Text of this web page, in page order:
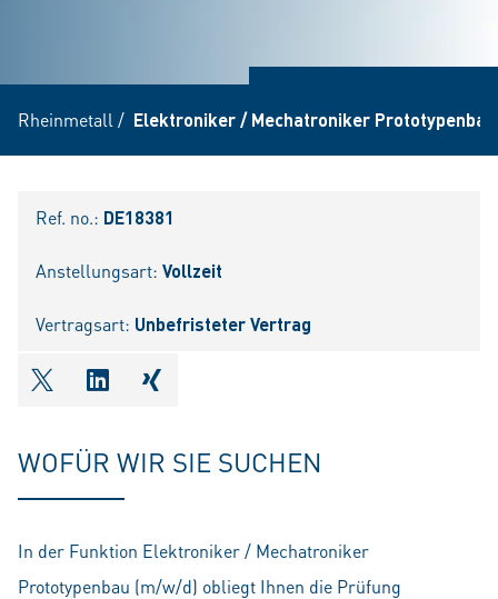
Rheinmetall / Elektroniker / Mechatroniker
Ref. no.: DE18381
Anstellungsart: Vollzeit
Vertragsart: Unbefristeter Vertrag
shareOntwitter
shareOnlinkedIn
shareOnxing
WOFÜR WIR SIE SUCHEN
In der Funktion Elektroniker / Mechatroniker
Prototypenbau (m/w/d) obliegt Ihnen die Prüfung